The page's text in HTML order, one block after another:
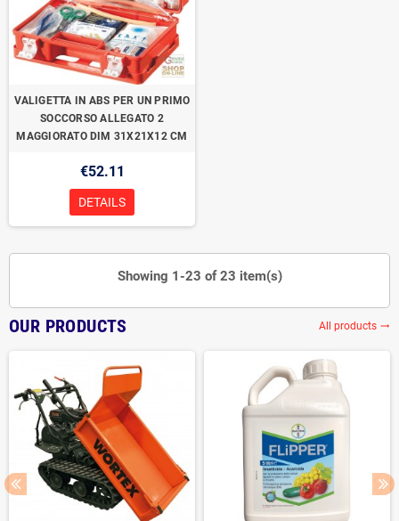
VALIGETTA IN ABS PER UN PRIMO
SOCCORSO ALLEGATO 2
MAGGIORATO DIM 31X21X12 CM
€52.11
DETAILS
Showing 1-23 of 23 item(s)
OUR PRODUCTS All products trending_flat